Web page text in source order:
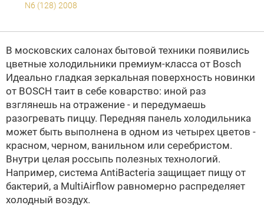
N6 (128) 2008
В московских салонах бытовой техники появились
цветные холодильники премиум-класса от Bosch
Идеально гладкая зеркальная поверхность новинки
от BOSCH таит в себе коварство: иной раз
взглянешь на отражение - и передумаешь
разогревать пиццу. Передняя панель холодильника
может быть выполнена в одном из четырех цветов -
красном, черном, ванильном или серебристом.
Внутри целая россыпь полезных технологий.
Например, система AntiBacteria защищает пищу от
бактерий, а MultiAirflow равномерно распределяет
холодный воздух.